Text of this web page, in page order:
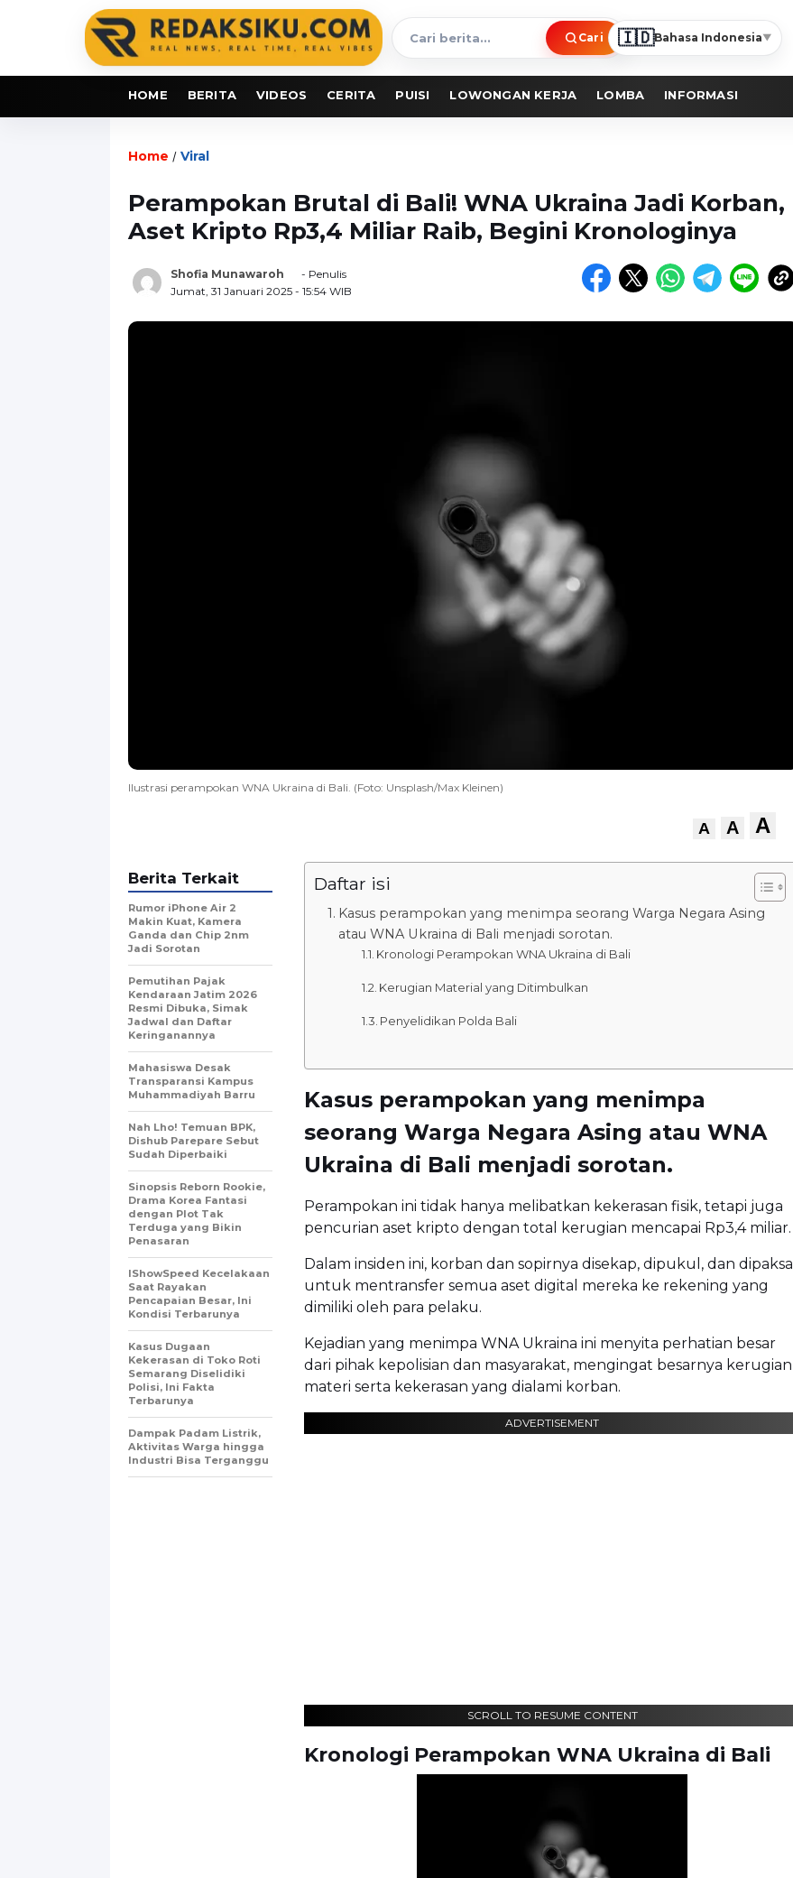
Cari
berita
Cari 🇮🇩Bahasa Indonesia▼
HOME BERITA VIDEOS CERITA PUISI LOWONGAN KERJA LOMBA INFORMASI
Home / Viral
Perampokan Brutal di Bali! WNA Ukraina Jadi Korban,
Aset Kripto Rp3,4 Miliar Raib, Begini Kronologinya
Shofia Munawaroh
- Penulis
Jumat, 31 Januari 2025 - 15:54 WIB
Ilustrasi perampokan WNA Ukraina di Bali. (Foto: Unsplash/Max Kleinen)
A A A
Daftar isi
Kasus perampokan yang menimpa seorang Warga Negara Asing
atau WNA Ukraina di Bali menjadi sorotan.
Kronologi Perampokan WNA Ukraina di Bali
Kerugian Material yang Ditimbulkan
Penyelidikan Polda Bali
Kasus perampokan yang menimpa
seorang Warga Negara Asing atau WNA
Ukraina di Bali menjadi sorotan.
Perampokan ini tidak hanya melibatkan kekerasan fisik, tetapi juga
pencurian aset kripto dengan total kerugian mencapai Rp3,4 miliar.
Dalam insiden ini, korban dan sopirnya disekap, dipukul, dan dipaksa
untuk mentransfer semua aset digital mereka ke rekening yang
dimiliki oleh para pelaku.
Kejadian yang menimpa WNA Ukraina ini menyita perhatian besar
dari pihak kepolisian dan masyarakat, mengingat besarnya kerugian
materi serta kekerasan yang dialami korban.
ADVERTISEMENT
SCROLL TO RESUME CONTENT
Kronologi Perampokan WNA Ukraina di Bali
Berita Terkait
Rumor iPhone Air 2
Makin Kuat, Kamera
Ganda dan Chip 2nm
Jadi Sorotan
Pemutihan Pajak
Kendaraan Jatim 2026
Resmi Dibuka, Simak
Jadwal dan Daftar
Keringanannya
Mahasiswa Desak
Transparansi Kampus
Muhammadiyah Barru
Nah Lho! Temuan BPK,
Dishub Parepare Sebut
Sudah Diperbaiki
Sinopsis Reborn Rookie,
Drama Korea Fantasi
dengan Plot Tak
Terduga yang Bikin
Penasaran
IShowSpeed Kecelakaan
Saat Rayakan
Pencapaian Besar, Ini
Kondisi Terbarunya
Kasus Dugaan
Kekerasan di Toko Roti
Semarang Diselidiki
Polisi, Ini Fakta
Terbarunya
Dampak Padam Listrik,
Aktivitas Warga hingga
Industri Bisa Terganggu